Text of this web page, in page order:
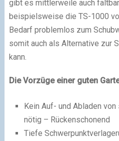
gibt es mittlerweile auch
beispielsweise die TS-1000
Bedarf problemlos zum
somit auch als Alternative zur
kann.
Die Vorzüge einer guten
Kein Auf- und Abladen
nötig – Rückenschonend
Tiefe